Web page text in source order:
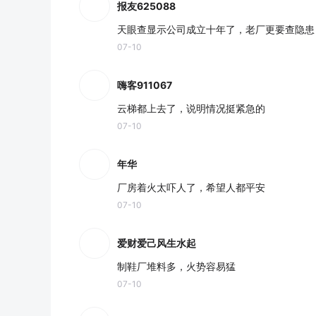
报友625088
天眼查显示公司成立十年了，老厂更要查隐患
07-10
嗨客911067
云梯都上去了，说明情况挺紧急的
07-10
年华
厂房着火太吓人了，希望人都平安
07-10
爱财爱己风生水起
制鞋厂堆料多，火势容易猛
07-10